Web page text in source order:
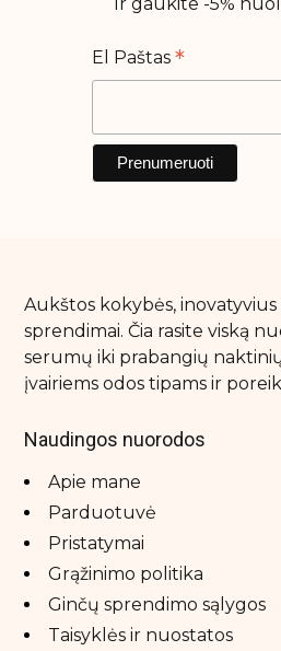
El Paštas *
Aukštos kokybės,
sprendimai. Čia rasite viską
serumų iki prabangių
įvairiems odos tipams ir
Naudingos nuorodos
Apie mane
Parduotuvė
Pristatymai
Grąžinimo politika
Ginčų sprendimo sąlygos
Taisyklės ir nuostatos